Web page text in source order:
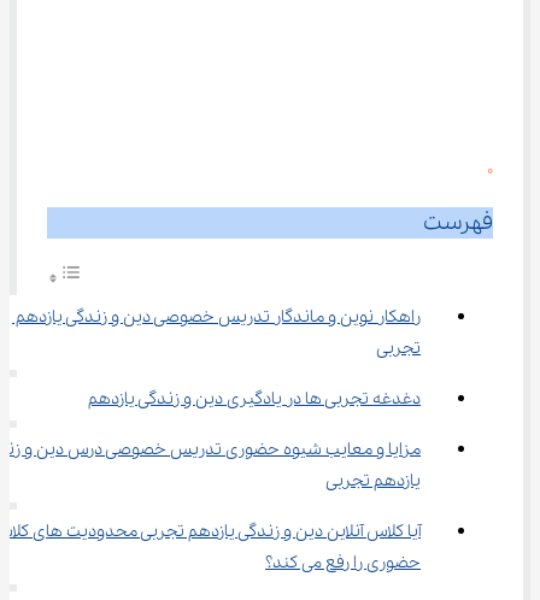
0
فهرست
راهکار نوین و ماندگار تدریس خصوصی دین و زندگی یازدهم
تجربی
دغدغه تجربی ها در یادگیری دین و زندگی یازدهم
مزایا و معایب شیوه حضوری تدریس خصوصی درس دین و
یازدهم تجربی
آیا کلاس آنلاین دین و زندگی یازدهم تجربی محدودیت های
حضوری را رفع می کند؟